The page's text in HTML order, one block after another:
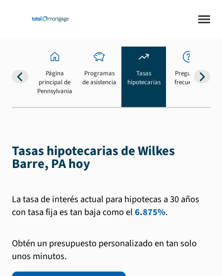
Página
principal de
Pennsylvania
Programas
de asistencia
Tasas
hipotecarias
Preguntas
frecuentes
Tasas hipotecarias de Wilkes
Barre, PA hoy
La tasa de interés actual para hipotecas a 30 años
con tasa fija es tan baja como el6.875%.
Obtén un presupuesto personalizado en tan solo
unos minutos.